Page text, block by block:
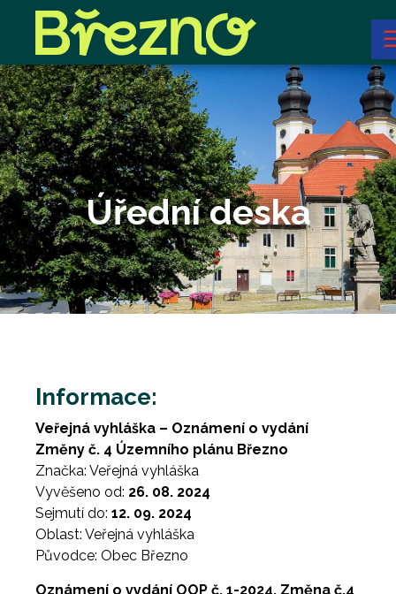
Úřední deska
Informace:
Veřejná vyhláška – Oznámení o vydání
Změny č. 4 Územního plánu Březno
Značka: Veřejná vyhláška
Vyvěšeno od: 26. 08. 2024
Sejmutí do: 12. 09. 2024
Oblast: Veřejná vyhláška
Původce: Obec Březno
Oznámení o vydání OOP č. 1-2024, Změna č.4